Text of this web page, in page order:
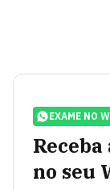
EXAME NO
no seu